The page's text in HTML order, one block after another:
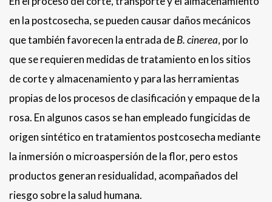
en la postcosecha, se pueden causar daños mecánicos
que también favorecen la entrada deB. cinerea, por lo
que se requieren medidas de tratamiento en los sitios
de corte y almacenamiento y para las herramientas
propias de los procesos de clasificación y empaque de la
rosa. En algunos casos se han empleado fungicidas de
origen sintético en tratamientos postcosecha mediante
la inmersión o microaspersión de la flor, pero estos
productos generan residualidad, acompañados del
riesgo sobre la salud humana.